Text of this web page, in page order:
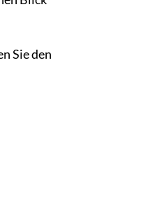
Sie den